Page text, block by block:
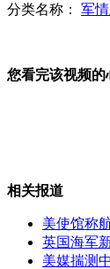
英国：财
有惊无险
山西运城
分类名称： 军
您看完该视频的
相关报道
美使馆称
英国海军
美媒揣测